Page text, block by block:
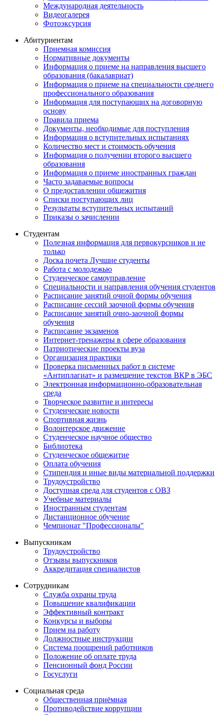
Международная деятельность
Видеогалерея
Фотоэксурсия
Абитуриентам
Приемная комиссия
Нормативные документы
Информация о приеме на направления высшего
образования (бакалавриат)
Информация о приеме на специальности среднего
профессионального образования
Информация для поступающих на договорную
основу
Правила приема
Документы, необходимые для поступления
Информация о вступительных испытаниях
Количество мест и стоимость обучения
Информация о получении второго высшего
образования
Информация о приеме иностранных граждан
Часто задаваемые вопросы
О предоставлении общежития
Списки поступающих лиц
Результаты вступительных испытаний
Приказы о зачислении
Студентам
Полезная информация для первокурсников и не
только
Доска почета Лучшие студенты
Работа с молодежью
Студенческое самоуправление
Специальности и направления обучения студентов
Расписание занятий очной формы обучения
Расписание сессий заочной формы обучения
Расписание занятий очно-заочной формы
обучения
Расписание экзаменов
Интернет-тренажеры в сфере образования
Патриотические проекты вуза
Организация практики
Проверка письменных работ в системе
«Антиплагиат» и размещение текстов ВКР в ЭБС
Электронная информационно-образовательная
среда
Творческое развитие и интересы
Студенческие новости
Спортивная жизнь
Волонтерское движение
Студенческое научное общество
Библиотека
Студенческое общежитие
Оплата обучения
Стипендия и иные виды материальной поддержки
Трудоустройство
Доступная среда для студентов с ОВЗ
Учебные материалы
Иностранным студентам
Дистанционное обучение
Чемпионат "Профессионалы"
Выпускникам
Трудоустройство
Отзывы выпускников
Аккредитация специалистов
Сотрудникам
Служба охраны труда
Повышение квалификации
Эффективный контракт
Конкурсы и выборы
Прием на работу
Должностные инструкции
Система поощрений работников
Положение об оплате труда
Пенсионный фонд России
Госуслуги
Социальная среда
Общественная приёмная
Противодействие коррупции